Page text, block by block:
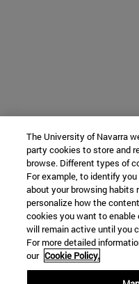
The University of Navarra
party cookies to store and
browse. Different types of
For example, to identify
about your browsing habits
personalize how the
cookies you want to
will remain active until you
For more detailed
our Cookie Policy.